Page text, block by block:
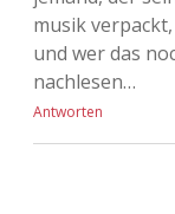
musik
und wer das
nachlesen…
Antworten